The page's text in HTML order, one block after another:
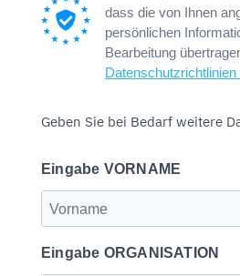
dass die von Ihnen
persönlichen
Bearbeitung
Geben Sie bei Bedarf weitere
Eingabe VORNAME
Eingabe ORGANISATION